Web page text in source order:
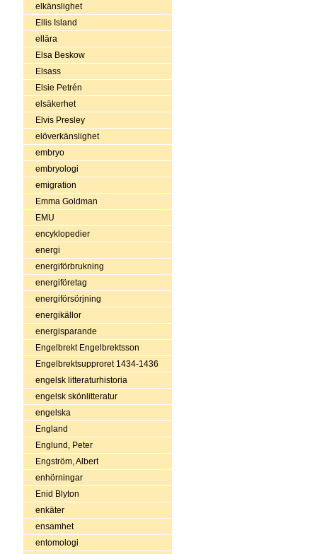
elkänslighet
Ellis Island
ellära
Elsa Beskow
Elsass
Elsie Petrén
elsäkerhet
Elvis Presley
elöverkänslighet
embryo
embryologi
emigration
Emma Goldman
EMU
encyklopedier
energi
energiförbrukning
energiföretag
energiförsörjning
energikällor
energisparande
Engelbrekt Engelbrektsson
Engelbrektsupproret 1434-1436
engelsk litteraturhistoria
engelsk skönlitteratur
engelska
England
Englund, Peter
Engström, Albert
enhörningar
Enid Blyton
enkäter
ensamhet
entomologi